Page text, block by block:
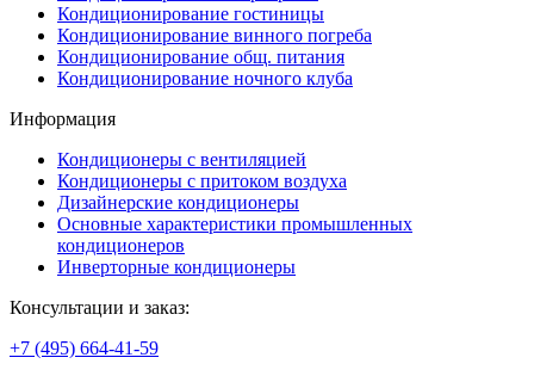
Кондиционирование гостиницы
Кондиционирование винного погреба
Кондиционирование общ. питания
Кондиционирование ночного клуба
Информация
Кондиционеры с вентиляцией
Кондиционеры с притоком воздуха
Дизайнерские кондиционеры
Основные характеристики промышленных
кондиционеров
Инверторные кондиционеры
Консультации и заказ:
+7 (495) 664-41-59